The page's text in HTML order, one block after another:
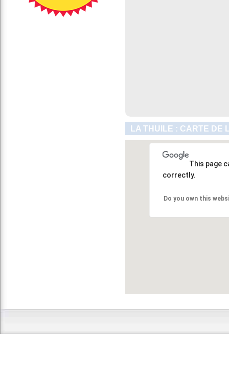
LA THUILE : CARTE DE
This page
correctly.
Do you own this